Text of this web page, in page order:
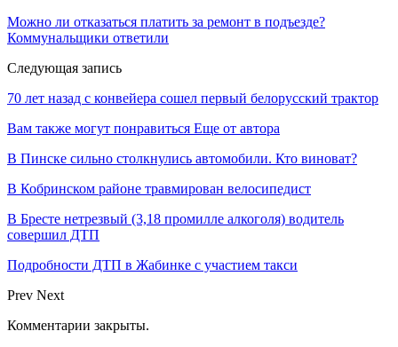
Можно ли отказаться платить за ремонт в подъезде?
Коммунальщики ответили
Следующая запись
70 лет назад с конвейера сошел первый белорусский трактор
Вам также могут понравиться Еще от автора
В Пинске сильно столкнулись автомобили. Кто виноват?
В Кобринском районе травмирован велосипедист
В Бресте нетрезвый (3,18 промилле алкоголя) водитель
совершил ДТП
Подробности ДТП в Жабинке с участием такси
Prev Next
Комментарии закрыты.